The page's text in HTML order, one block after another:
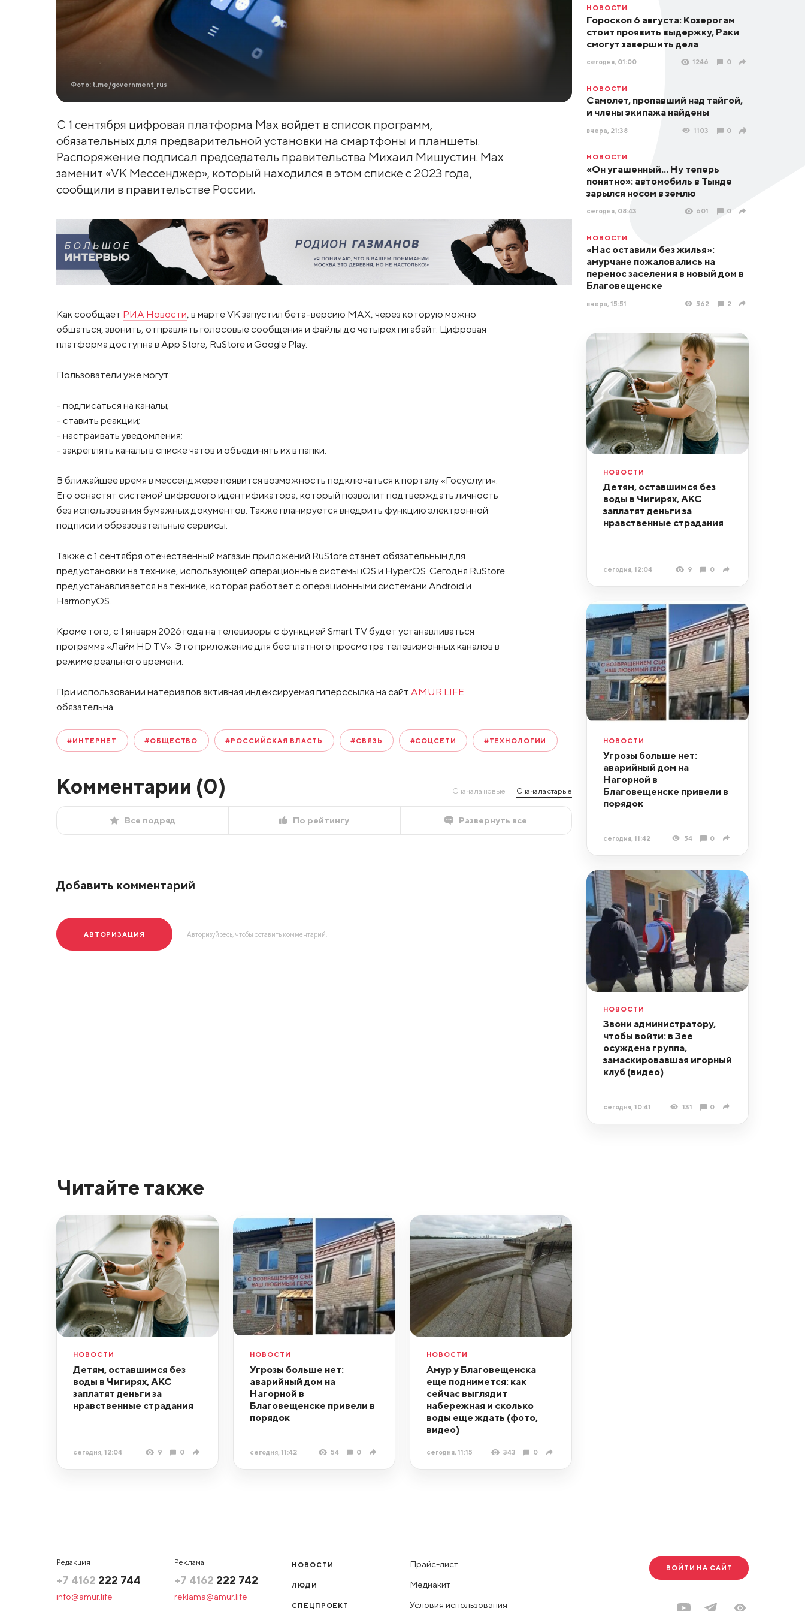
Фото: t.me/government_rus
С 1 сентября цифровая платформа Max войдет в список программ,
обязательных для предварительной установки на смартфоны и планшеты.
Распоряжение подписал председатель правительства Михаил Мишустин. Max
заменит «VK Мессенджер», который находился в этом списке с 2023 года,
сообщили в правительстве России.
Как сообщает РИА Новости, в марте VK запустил бета-версию MAX, через которую можно
общаться, звонить, отправлять голосовые сообщения и файлы до четырех гигабайт. Цифровая
платформа доступна в App Store, RuStore и Google Play.
Пользователи уже могут:
– подписаться на каналы;
– ставить реакции;
– настраивать уведомления;
– закреплять каналы в списке чатов и объединять их в папки.
В ближайшее время в мессенджере появится возможность подключаться к порталу «Госуслуги».
Его оснастят системой цифрового идентификатора, который позволит подтверждать личность
без использования бумажных документов. Также планируется внедрить функцию электронной
подписи и образовательные сервисы.​
Также с 1 сентября отечественный магазин приложений RuStore станет обязательным для
предустановки на технике, использующей операционные системы iOS и HyperOS. Сегодня RuStore
предустанавливается на технике, которая работает с операционными системами Android и
HarmonyOS.
Кроме того, с 1 января 2026 года на телевизоры с функцией Smart TV будет устанавливаться
программа «Лайм HD TV». Это приложение для бесплатного просмотра телевизионных каналов в
режиме реального времени.
При использовании материалов активная индексируемая гиперссылка на сайт AMUR.LIFE
обязательна.
#ИНТЕРНЕТ #ОБЩЕСТВО #РОССИЙСКАЯ ВЛАСТЬ #СВЯЗЬ #СОЦСЕТИ #ТЕХНОЛОГИИ
Комментарии (0) Сначала новые Сначала старые
Все подряд По рейтингу Развернуть все
Добавить комментарий
АВТОРИЗАЦИЯ Авторизуйресь, чтобы оставить комментарий.
НОВОСТИ
Гороскоп 6 августа: Козерогам
стоит проявить выдержку, Раки
смогут завершить дела
сегодня, 01:00 1246 0
НОВОСТИ
Самолет, пропавший над тайгой,
и члены экипажа найдены
вчера, 21:38 1103 0
НОВОСТИ
«Он угашенный... Ну теперь
понятно»: автомобиль в Тынде
зарылся носом в землю
сегодня, 08:43 601 0
НОВОСТИ
«Нас оставили без жилья»:
амурчане пожаловались на
перенос заселения в новый дом в
Благовещенске
вчера, 15:51 562 2
НОВОСТИ
Детям, оставшимся без
воды в Чигирях, АКС
заплатят деньги за
нравственные страдания
сегодня, 12:04 9 0
НОВОСТИ
Угрозы больше нет:
аварийный дом на
Нагорной в
Благовещенске привели в
порядок
сегодня, 11:42 54 0
НОВОСТИ
Звони администратору,
чтобы войти: в Зее
осуждена группа,
замаскировавшая игорный
клуб (видео)
сегодня, 10:41 131 0
Читайте также
НОВОСТИ
Детям, оставшимся без
воды в Чигирях, АКС
заплатят деньги за
нравственные страдания
сегодня, 12:04 9 0
НОВОСТИ
Угрозы больше нет:
аварийный дом на
Нагорной в
Благовещенске привели в
порядок
сегодня, 11:42 54 0
НОВОСТИ
Амур у Благовещенска
еще поднимется: как
сейчас выглядит
набережная и сколько
воды еще ждать (фото,
видео)
сегодня, 11:15 343 0
Редакция
+7 4162 222 744
info@amur.life
Реклама
+7 4162 222 742
reklama@amur.life
НОВОСТИ
ЛЮДИ
СПЕЦПРОЕКТ
Прайс-лист
Медиакит
Условия использования
ВОЙТИ НА САЙТ